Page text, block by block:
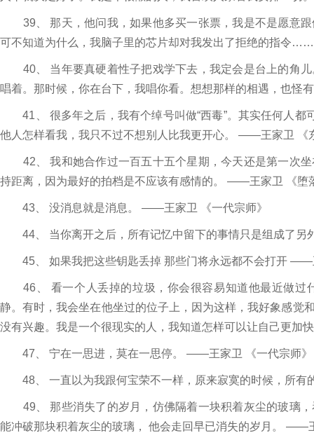
39、 那天，他问我，如果他多买一张票，我是不是愿意跟
可不知道为什么，我脑子里的芯片却对我发出了拒绝的指令
40、 当年要真硬着性子把戏学下去，我定会是台上的角儿
唱着。那时候，你在台下，我唱你看。想想那样的相遇，也
41、 很多年之后，我有个绰号叫做“西毒”。其实任何人都
他人怎样看我，我只不过不想别人比我更开心。 ——王家卫 《
42、 我和她合作过一百五十五个星期，今天还是第一次坐
持距离，因为最好的拍档是不应该有感情的。 ——王家卫 《堕
43、 没消息就是消息。 ——王家卫 《一代宗师》
44、 当你离开之后，所有记忆中留下的事情只是组成了另
45、 如果我把这些钥匙丢掉 那些门将永远都不会打开 ——
46、 看一个人丢掉的垃圾，你会很容易知道他最近做过
静。有时，我会坐在他坐过的位子上，因为这样，我好象感觉
没有兴趣。我是一个很现实的人，我知道怎样可以让自己更
47、 宁在一思进，莫在一思停。 ——王家卫 《一代宗师》
48、 一直以为我跟何宝荣不一样，原来寂寞的时候，所有
49、 那些消失了的岁月，仿佛隔着一块积着灰尘的玻璃，
能冲破那块积着灰尘的玻璃， 他会走回早已消失的岁月。 ——